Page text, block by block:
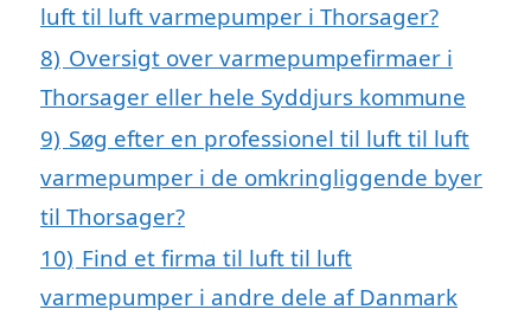
luft til luft varmepumper i Thorsager?
8) Oversigt over varmepumpefirmaer i
Thorsager eller hele Syddjurs kommune
9) Søg efter en professionel til luft til luft
varmepumper i de omkringliggende byer
til Thorsager?
10) Find et firma til luft til luft
varmepumper i andre dele af Danmark